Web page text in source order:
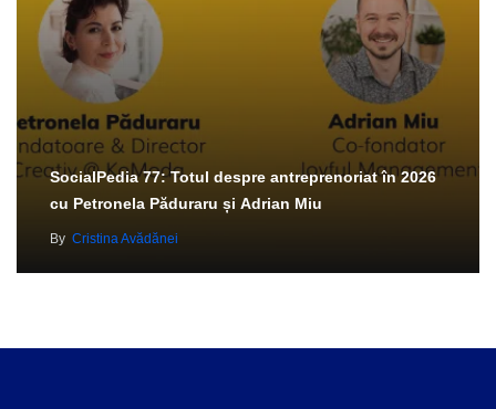
SocialPedia 77: Totul despre antreprenoriat în 2026
cu Petronela Păduraru și Adrian Miu
By Cristina Avădănei